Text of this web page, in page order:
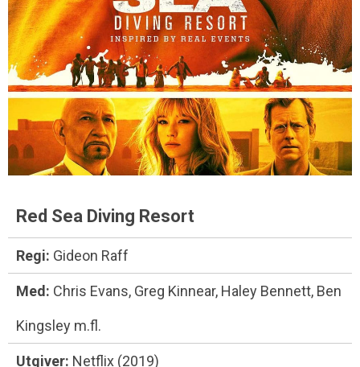
Red Sea Diving Resort
Regi: Gideon Raff
Med: Chris Evans, Greg Kinnear, Haley Bennett, Ben
Kingsley m.fl.
Utgiver: Netflix (2019)